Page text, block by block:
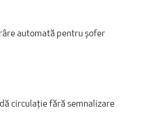
automată pentru șofer
circulație fără semnalizare